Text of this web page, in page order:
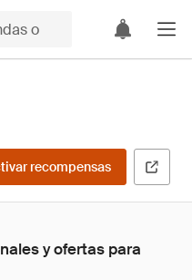
recompensas
y ofertas para